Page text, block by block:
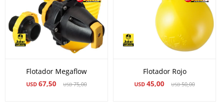
Flotador Megaflow
USD 67,50 USD75,00
Flotador Rojo
USD 45,00 USD50,00